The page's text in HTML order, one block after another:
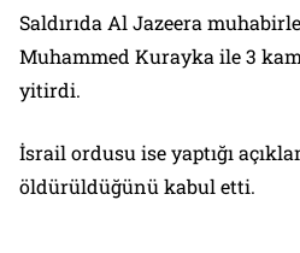
Saldırıda Al Jazeera
Muhammed Kurayka ile 3
yitirdi.
İsrail ordusu ise yaptığı
öldürüldüğünü kabul etti.